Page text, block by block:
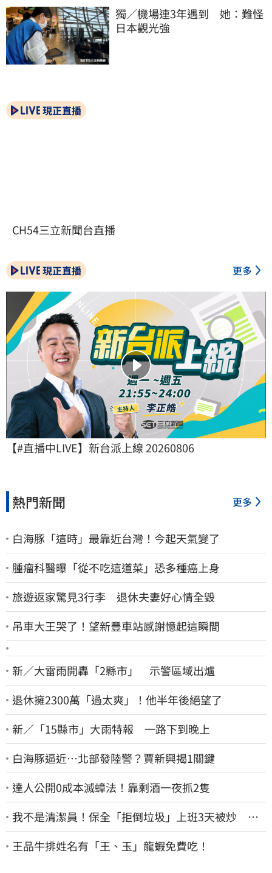
獨／機場連3年遇到　她：難怪
日本觀光強
現正直播
CH54三立新聞台直播
現正直播 更多
【#直播中LIVE】新台派上線 20260806
熱門新聞 更多
白海豚「這時」最靠近台灣！今起天氣變了
腫瘤科醫曝「從不吃這道菜」恐多種癌上身
旅遊返家驚見3行李 退休夫妻好心情全毀
吊車大王哭了！望新豐車站感謝憶起這瞬間
新／大雷雨開轟「2縣市」 示警區域出爐
退休擁2300萬「過太爽」！他半年後絕望了
新／「15縣市」大雨特報 一路下到晚上
白海豚逼近…北部發陸警？賈新興揭1關鍵
達人公開0成本滅蟑法！靠剩酒一夜抓2隻
我不是清潔員！保全「拒倒垃圾」上班3天被炒 找
法院討公道結果出爐
王品牛排姓名有「王、玉」龍蝦免費吃！